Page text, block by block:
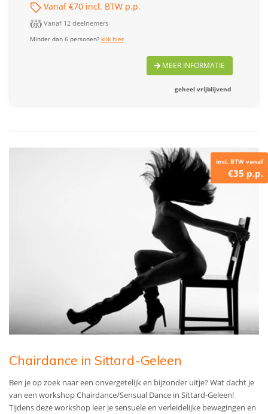
Vanaf €70 incl. BTW p.p.
Vanaf 12 deelnemers
Minder dan 6 personen?klik hier
MEER INFORMATIE
geheel vrijblijvend
incl. BTW vanaf
€35 p.p.
Chairdance in Sittard-Geleen
Ben je op zoek naar een onvergetelijk en bijzonder uitje? Wat dacht je
van een workshop Chairdance/Sensual Dance in Sittard-Geleen!
Tijdens deze workshop leer je sensuele en verleidelijke bewegingen en